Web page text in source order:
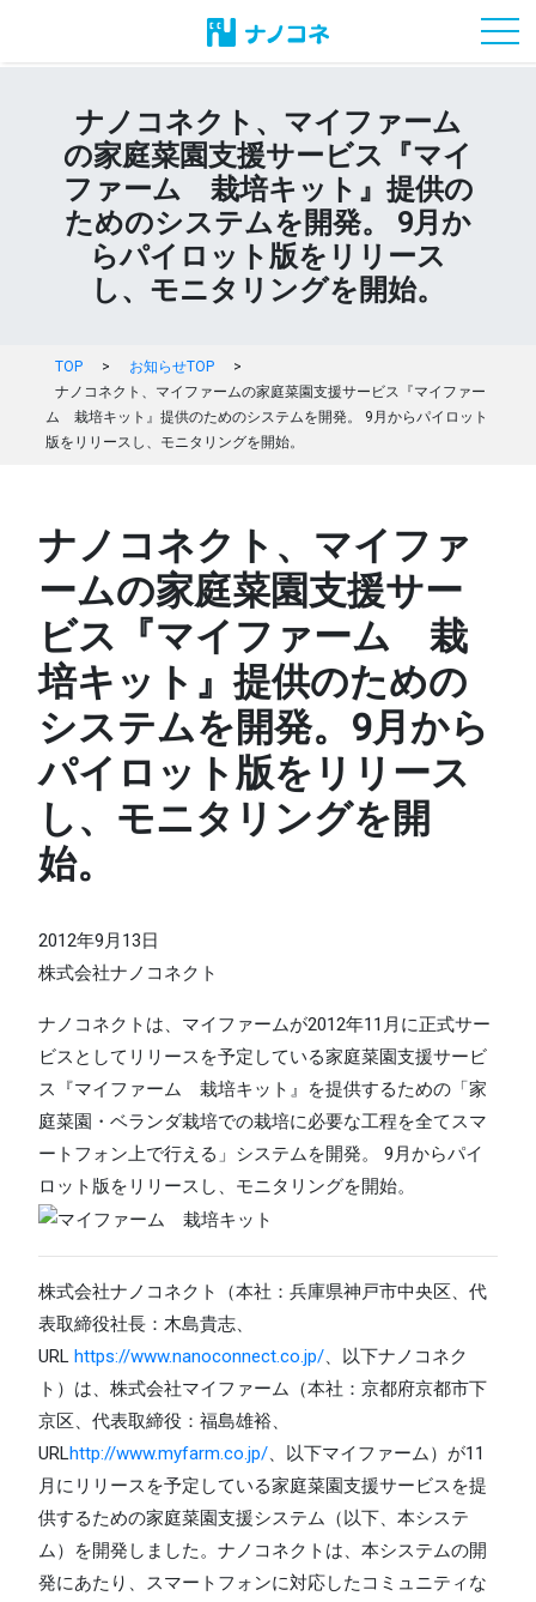
ナノコネクト、マイファーム
の家庭菜園支援サービス『マイ
ファーム 栽培キット』提供の
ためのシステムを開発。 9月か
らパイロット版をリリース
し、モニタリングを開始。
TOP > お知らせTOP
>
ナノコネクト、マイファームの家庭菜園支援サービス『マイファー
ム 栽培キット』提供のためのシステムを開発。 9月からパイロット
版をリリースし、モニタリングを開始。
ナノコネクト、マイファ
ームの家庭菜園支援サー
ビス『マイファーム 栽
培キット』提供のための
システムを開発。9月から
パイロット版をリリース
し、モニタリングを開
始。
2012年9月13日
株式会社ナノコネクト
ナノコネクトは、マイファームが2012年11月に正式サー
ビスとしてリリースを予定している家庭菜園支援サービ
ス『マイファーム 栽培キット』を提供するための「家
庭菜園・ベランダ栽培での栽培に必要な工程を全てスマ
ートフォン上で行える」システムを開発。 9月からパイ
ロット版をリリースし、モニタリングを開始。
株式会社ナノコネクト（本社：兵庫県神戸市中央区、代
表取締役社長：木島貴志、
URLhttps://www.nanoconnect.co.jp/ 、以下ナノコネク
ト）は、株式会社マイファーム（本社：京都府京都市下
京区、代表取締役：福島雄裕、
URLhttp://www.myfarm.co.jp/ 、以下マイファーム）が11
月にリリースを予定している家庭菜園支援サービスを提
供するための家庭菜園支援システム（以下、本システ
ム）を開発しました。ナノコネクトは、本システムの開
発にあたり、スマートフォンに対応したコミュニティな